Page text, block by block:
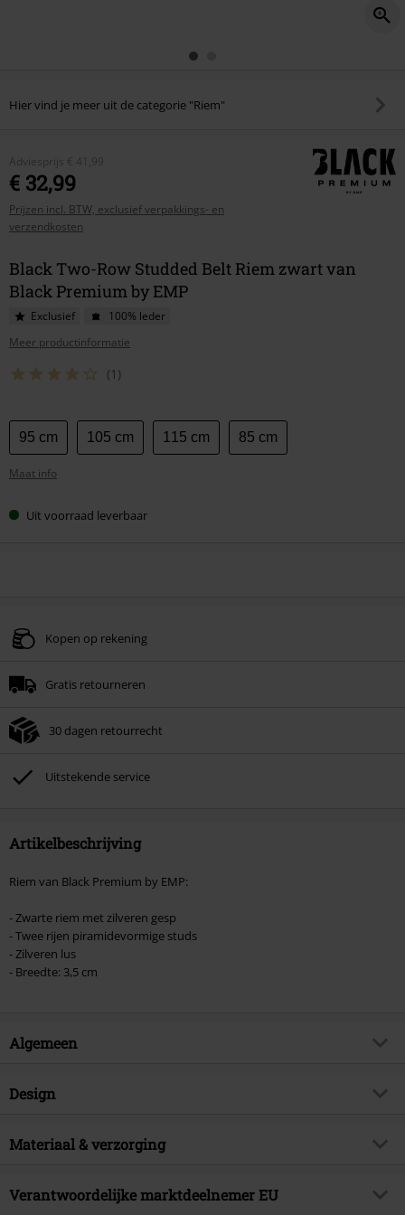
Hier vind je meer uit de categorie "Riem"
Adviesprijs € 41,99
€ 32,99
Prijzen incl. BTW, exclusief verpakkings- en
verzendkosten
Black Two-Row Studded Belt Riem zwart van
Black Premium by EMP
Exclusief
100% leder
Meer productinformatie
(1)
Kies
je
maat
95 cm 105 cm 115 cm 85 cm
Maat info
Uit voorraad leverbaar
Kopen op rekening
Gratis retourneren
30 dagen retourrecht
Uitstekende service
Artikelbeschrijving
Riem van Black Premium by EMP:
- Zwarte riem met zilveren gesp
- Twee rijen piramidevormige studs
- Zilveren lus
- Breedte: 3,5 cm
Algemeen
Artikelnr.
Brand
Artikelonderwerp
Basics, Casual wear, Rock wear,
Design
Producttype
Kleur
zwart
Materiaal & verzorging
Buitenmateriaal 100% leder
Verantwoordelijke marktdeelnemer EU